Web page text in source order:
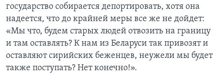
государство собирается депортировать, хотя она
надеется, что до крайней меры все же не дойдет:
«Мы что, будем старых людей отвозить на границу
и там оставлять? К нам из Беларуси так привозят и
оставляют сирийских беженцев, неужели мы будет
также поступать? Нет конечно!».